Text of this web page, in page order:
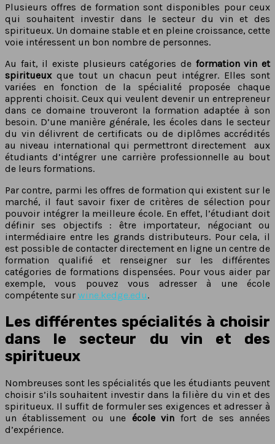
Plusieurs offres de formation sont disponibles pour ceux
qui souhaitent investir dans le secteur du vin et des
spiritueux. Un domaine stable et en pleine croissance, cette
voie intéressent un bon nombre de personnes.
Au fait, il existe plusieurs catégories de formation vin et
spiritueuxque tout un chacun peut intégrer. Elles sont
variées en fonction de la spécialité proposée chaque
apprenti choisit. Ceux qui veulent devenir un entrepreneur
dans ce domaine trouveront la formation adaptée à son
besoin. D’une manière générale, les écoles dans le secteur
du vin délivrent de certificats ou de diplômes accrédités
au niveau international qui permettront directement aux
étudiants d’intégrer une carrière professionnelle au bout
de leurs formations.
Par contre, parmi les offres de formation qui existent sur le
marché, il faut savoir fixer de critères de sélection pour
pouvoir intégrer la meilleure école. En effet, l’étudiant doit
définir ses objectifs : être importateur, négociant ou
intermédiaire entre les grands distributeurs. Pour cela, il
est possible de contacter directement en ligne un centre de
formation qualifié et renseigner sur les différentes
catégories de formations dispensées. Pour vous aider par
exemple, vous pouvez vous adresser à une école
compétente sur wine.kedge.edu.
Les différentes spécialités à choisir
dans le secteur du vin et des
spiritueux
Nombreuses sont les spécialités que les étudiants peuvent
choisir s’ils souhaitent investir dans la filière du vin et des
spiritueux. Il suffit de formuler ses exigences et adresser à
un établissement ou une école vin fort de ses années
d’expérience.